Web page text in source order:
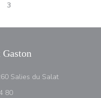
3
Gaston
Salies du Salat((apre una
80